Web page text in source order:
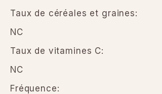
Taux de céréales et graines:
NC
Taux de vitamines C:
NC
Fréquence: